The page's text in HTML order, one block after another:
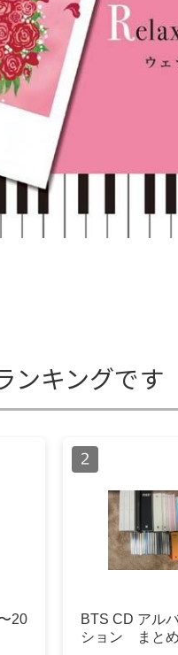
ンキングです
20
BTS CD アル
ション まとめ